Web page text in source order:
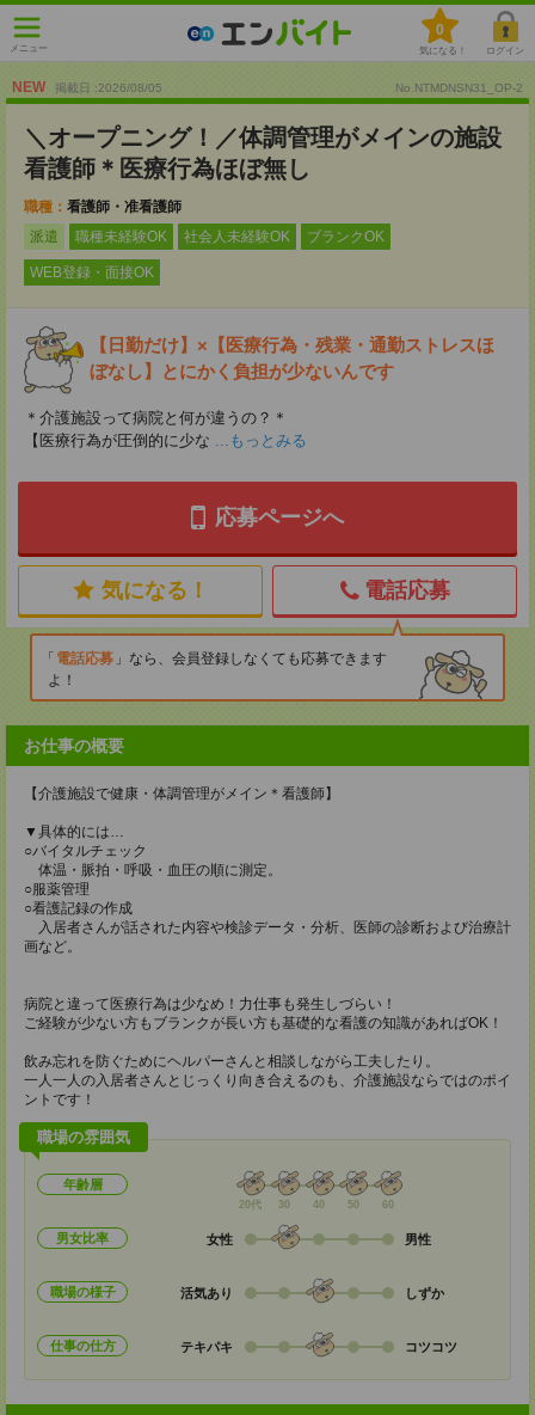
メニュー
0
気になる！ ログイン
NEW 掲載日 :2026/08/05 No.NTMDNSN31_OP-2
＼オープニング！／体調管理がメインの施設
看護師＊医療行為ほぼ無し
職種： 看護師・准看護師
派遣
職種未経験OK 社会人未経験OK ブランクOK
WEB登録・面接OK
【日勤だけ】×【医療行為・残業・通勤ストレスほ
ぼなし】とにかく負担が少ないんです
＊介護施設って病院と何が違うの？＊
【医療行為が圧倒的に少な ...もっとみる
応募ページへ
気になる！ 電話応募
電話応募
なら、会員登録しなくても応募できます
よ！
お仕事の概要
【介護施設で健康・体調管理がメイン＊看護師】
▼具体的には…
○バイタルチェック
体温・脈拍・呼吸・血圧の順に測定。
○服薬管理
○看護記録の作成
入居者さんが話された内容や検診データ・分析、医師の診断および治療計
画など。
病院と違って医療行為は少なめ！力仕事も発生しづらい！
ご経験が少ない方もブランクが長い方も基礎的な看護の知識があればOK！
飲み忘れを防ぐためにヘルパーさんと相談しながら工夫したり。
一人一人の入居者さんとじっくり向き合えるのも、介護施設ならではのポイ
ントです！
職場の雰囲気
年齢層
20代 30 40 50 60
男女比率 女性 男性
職場の様子 活気あり しずか
仕事の仕方 テキパキ コツコツ